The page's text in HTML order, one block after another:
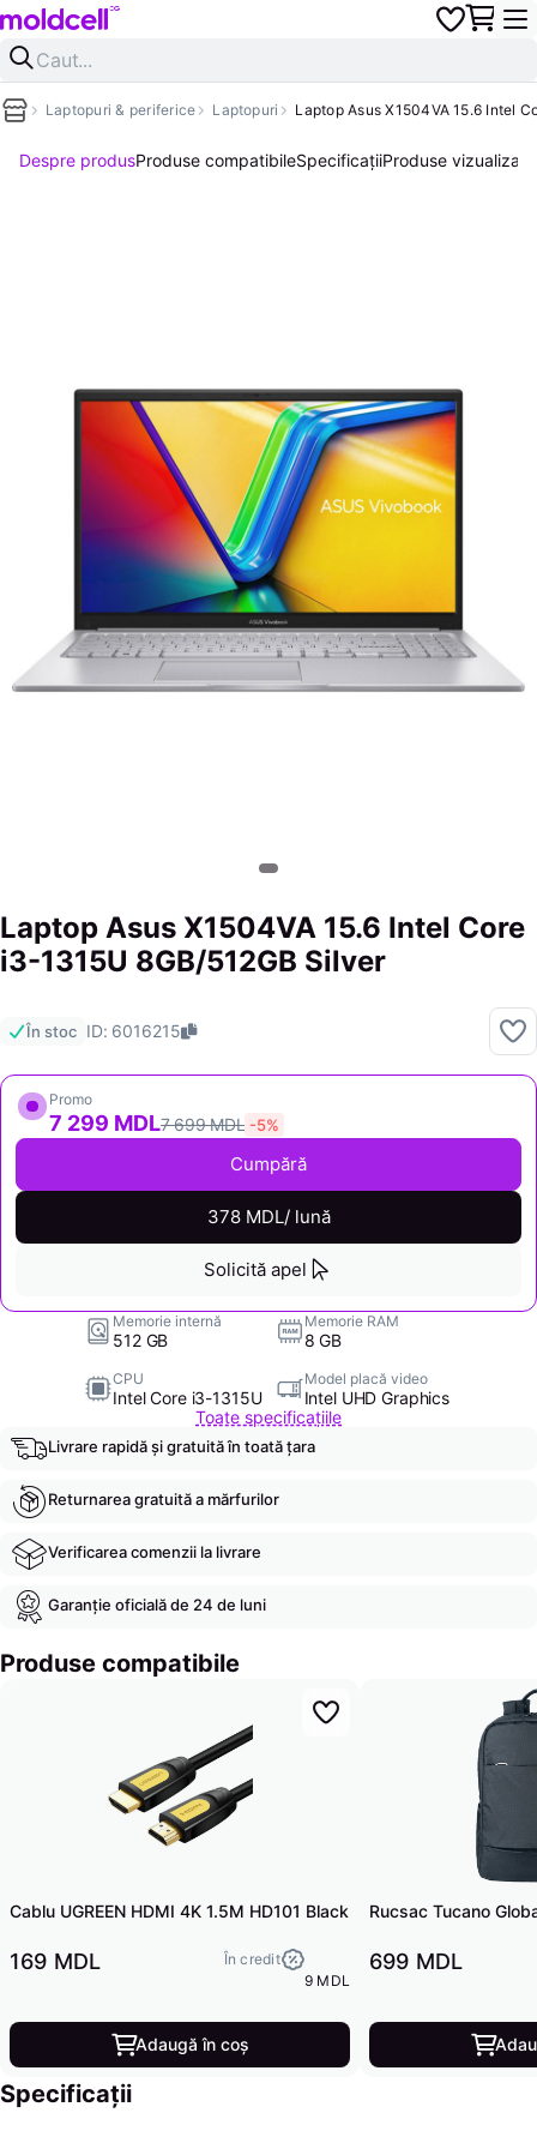
Laptopuri & periferice Laptopuri Laptop Asus X1504VA 15.6 Intel
Despre produsProduse compatibileSpecificațiiProduse vizualizate
Laptop Asus X1504VA 15.6 Intel Core
i3-1315U 8GB/512GB Silver
În stoc ID: 6016215
Promo
7 299 MDL7 699 MDL -5%
Cumpără
378 MDL/ lună
Solicită apel
Memorie internă
512 GB
Memorie RAM
8 GB
CPU
Intel Core i3-1315U
Model placă video
Intel UHD Graphics
Toate specificațiile
Livrare rapidă și gratuită în toată țara
Returnarea gratuită a mărfurilor
Verificarea comenzii la livrare
Garanție oficială de 24 de luni
Produse compatibile
Cablu UGREEN HDMI 4K 1.5M HD101 Black
169 MDL
În credit
9 MDL
Adaugă în coș
Rucsac Tucano
699 MDL
Specificații